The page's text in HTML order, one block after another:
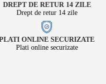
DREPT DE RETUR 14 ZILE
Drept de retur 14 zile
ONLINE SECURIZATE
Plati online securizate